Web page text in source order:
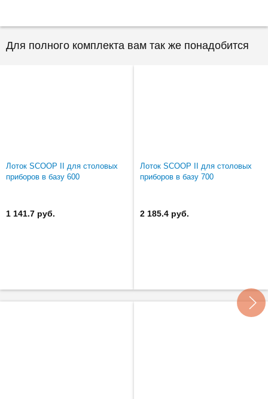
Для полного комплекта вам так же понадобится
Лоток SCOOP II для столовых
приборов в базу 600
1 141.7 руб.
Лоток SCOOP II для столовых
приборов в базу 700
2 185.4 руб.